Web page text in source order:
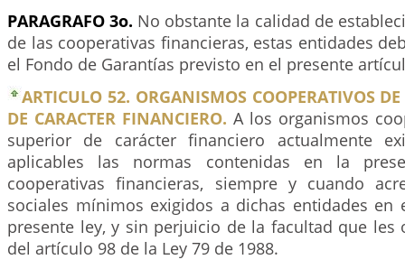
PARAGRAFO 3o. No obstante la calidad de
de las cooperativas financieras, estas entidades
el Fondo de Garantías previsto en el presente
ARTICULO 52. ORGANISMOS COOPERATIVOS
DE CARACTER FINANCIERO. A los organismos
superior de carácter financiero actualmente
aplicables las normas contenidas en la
cooperativas financieras, siempre y cuando
sociales mínimos exigidos a dichas entidades
presente ley, y sin perjuicio de la facultad que les
del artículo 98 de la Ley 79 de 1988.